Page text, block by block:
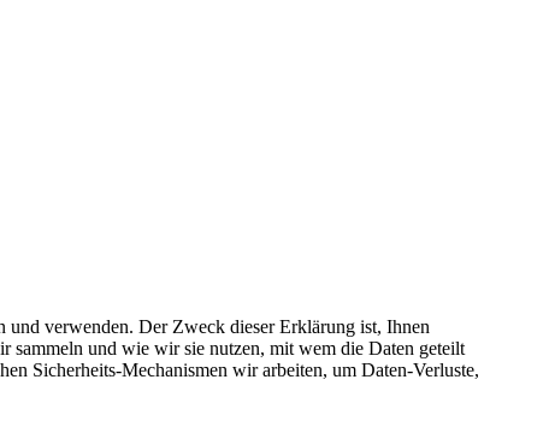
und verwenden. Der Zweck dieser Erklärung ist, Ihnen
sammeln und wie wir sie nutzen, mit wem die Daten geteilt
Sicherheits-Mechanismen wir arbeiten, um Daten-Verluste,